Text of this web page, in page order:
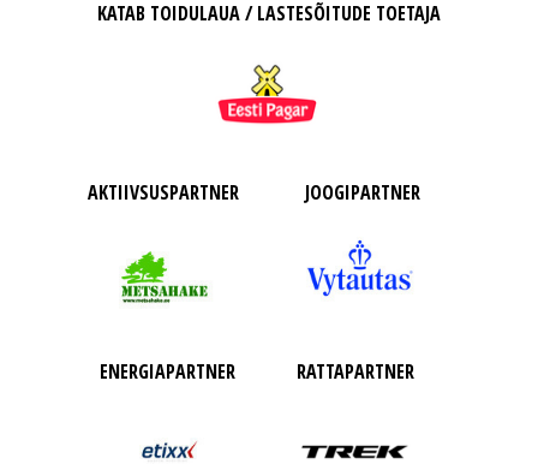
KATAB TOIDULAUA / LASTESÕITUDE TOETAJA
AKTIIVSUSPARTNER JOOGIPARTNER
ENERGIAPARTNER RATTAPARTNER